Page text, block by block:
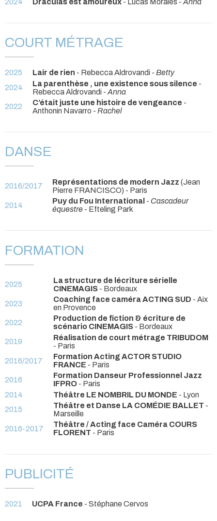
COURT MÉTRAGE
2025 Lair de rien - Rebecca Aldrovandi - Betty
2024
La parenthèse , une existence sous silence -
Rebecca Aldrovandi - Anna
2022
C’était juste une histoire de vengeance -
Anthonin Navarro - Rachel
DANSE
2016/2017 Représentations de modern Jazz (Jean
Pierre FRANCISCO) - Paris
2014
Puy du Fou International - Cascadeur
équestre - Efteling Park
FORMATION
2025
La structure de lécriture sérielle
CINEMAGIS - Bordeaux
2023
Coaching face caméra ACTING SUD - Aix
en Provence
2022
Production de fiction & écriture de
scénario CINEMAGIS - Bordeaux
2019
Réalisation de court métrage TRIBUDOM
- Paris
2016/2017
Formation Acting ACTOR STUDIO
FRANCE - Paris
2016
Formation Danseur Professionnel Jazz
IFPRO - Paris
2014
Théâtre LE NOMBRIL DU MONDE - Lyon
2015
Théâtre et Danse LA COMÉDIE BALLET -
Marseille
2016-2017
Théâtre / Acting face Caméra COURS
FLORENT - Paris
PUBLICITÉ
2021 UCPA France - Stéphane Cervos